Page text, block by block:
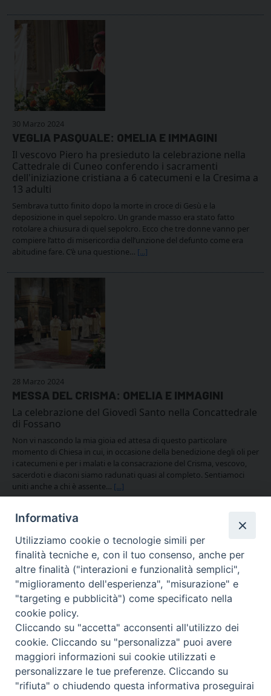
30 Marzo 2024
VEGLIA PASQUALE: OMELIA E IMMAGINI
Il vescovo Piero ha presieduto la celebrazione nella
Cattedrale di Cuneo conferendo i sacramenti
dell'iniziazione cristiana a 6 catecumeni e la Cresima a
13 adulti
Sembrava tutto finito dopo la morte in croce di Gesù e la
deposizione in quel sepolcro. Un grande masso era stato fatto
rotolare a chiusura di quel sepolcro. Ecco che tre donne vanno per
compiere l’atto di misericordia dell’unzione del defunto come era
abitudine fare. C’è una questione… [...]
28 Marzo 2024
MESSA DEL CRISMA: OMELIA E IMMAGINI
La celebrazione del Giovedì Santo nella Concattedrale
di Fossano
Non vi nascondo la mia gioia ed attesa di questo particolare
momento di Chiesa in cui, in occasione della benedizione degli oli per
i catecumeni e per i malati e la consacrazione del Crisma, vescovo,
sacerdoti e diaconi siamo radunati quasi al completo. Sentiamoci
uniti anche a chi è assente… [...]
via Amedeo Rossi, 28 - 12100 Cuneo
segreteriagenerale@diocesicuneofossano.it
c.f. 96017380047
Informativa
Utilizziamo cookie o tecnologie simili per
finalità tecniche e, con il tuo consenso, anche per
altre finalità ("interazioni e funzionalità semplici",
"miglioramento dell'esperienza", "misurazione" e
"targeting e pubblicità") come specificato nella
cookie policy.
Cliccando su "accetta" acconsenti all'utilizzo dei
cookie. Cliccando su "personalizza" puoi avere
maggiori informazioni sui cookie utilizzati e
personalizzare le tue preferenze. Cliccando su
"rifiuta" o chiudendo questa informativa proseguirai